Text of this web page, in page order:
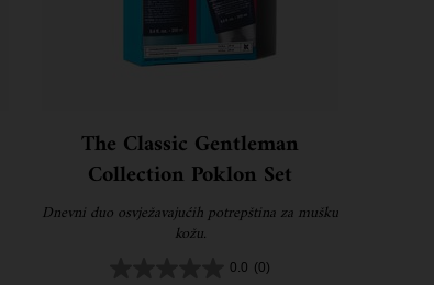
The Classic Gentleman
Collection Poklon Set
Dnevni duo osvježavajućih potrepština za mušku
kožu.
0.0 (0)